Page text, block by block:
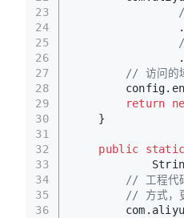
23
24
25
26
27
28
29
30
31
32
33
34
35
36
// 访问的
return
    }
public static
// 工程代
// 方式，